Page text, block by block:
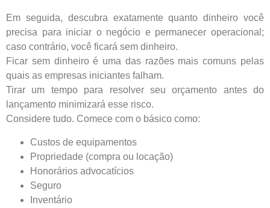
Em seguida, descubra exatamente quanto dinheiro você
precisa para iniciar o negócio e permanecer operacional;
caso contrário, você ficará sem dinheiro.
Ficar sem dinheiro é uma das razões mais comuns pelas
quais as empresas iniciantes falham.
Tirar um tempo para resolver seu orçamento antes do
lançamento minimizará esse risco.
Considere tudo. Comece com o básico como:
Custos de equipamentos
Propriedade (compra ou locação)
Honorários advocatícios
Seguro
Inventário